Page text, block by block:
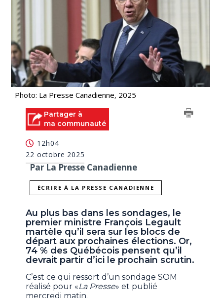
Photo: La Presse Canadienne, 2025
Partager à
ma communauté
12h04
22 octobre 2025
Par La Presse Canadienne
ÉCRIRE À LA PRESSE CANADIENNE
Au plus bas dans les sondages, le
premier ministre François Legault
martèle qu’il sera sur les blocs de
départ aux prochaines élections. Or,
74 % des Québécois pensent qu’il
devrait partir d’ici le prochain scrutin.
C’est ce qui ressort d’un sondage SOM
réalisé pour «La Presse» et publié
mercredi matin.